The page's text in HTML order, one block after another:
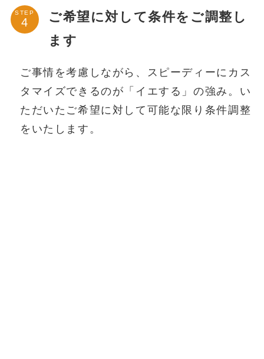
STEP
ご希望に対して条件をご調整し
ます
ご事情を考慮しながら、スピーディーにカス
タマイズできるのが「イエする」の強み。い
ただいたご希望に対して可能な限り条件調整
をいたします。